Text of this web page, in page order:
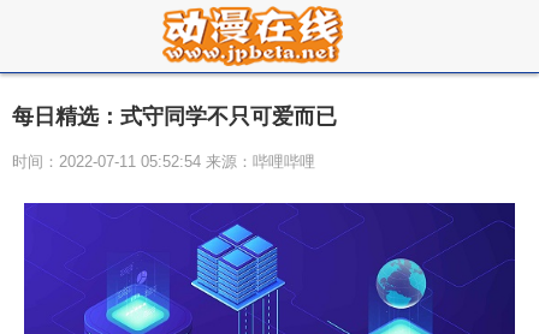
每日精选：式守同学不只可爱而已
时间：2022-07-11 05:52:54 来源：哔哩哔哩